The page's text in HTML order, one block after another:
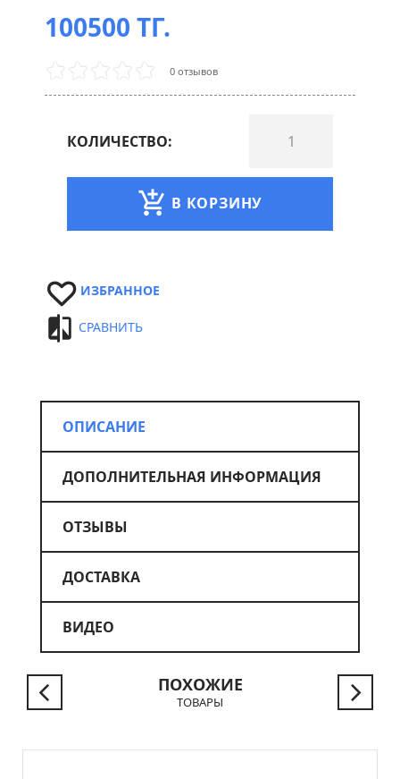
100500 ТГ.
0 отзывов
КОЛИЧЕСТВО:
В КОРЗИНУ
ИЗБРАННОЕ
СРАВНИТЬ
ОПИСАНИЕ
ДОПОЛНИТЕЛЬНАЯ ИНФОРМАЦИЯ
ОТЗЫВЫ
ДОСТАВКА
ВИДЕО
ПОХОЖИЕ
ТОВАРЫ